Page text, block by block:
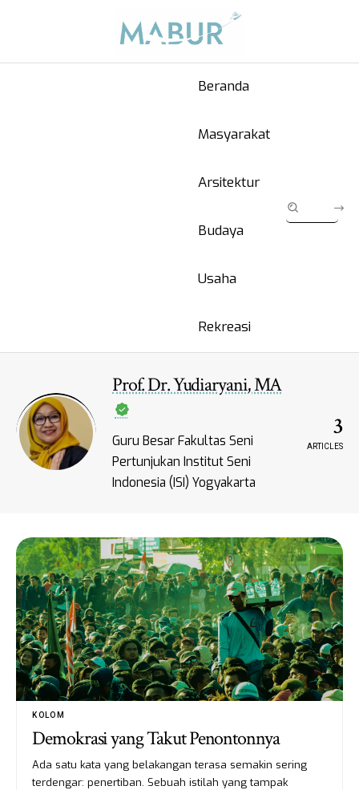
Beranda
Masyarakat
Arsitektur
Budaya
Usaha
Rekreasi
Prof. Dr. Yudiaryani, MA
Guru Besar Fakultas Seni
Pertunjukan Institut Seni
Indonesia (ISI) Yogyakarta
3
ARTICLES
KOLOM
Demokrasi yang Takut Penontonnya
Ada satu kata yang belakangan terasa semakin sering
terdengar: penertiban. Sebuah istilah yang tampak